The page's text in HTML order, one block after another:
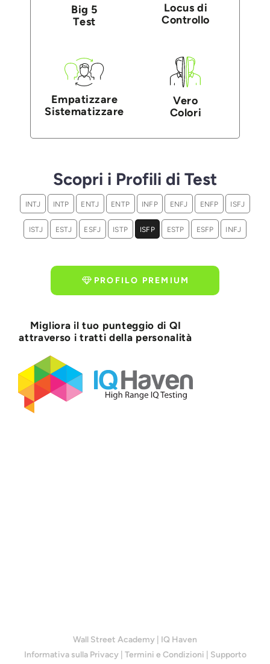
Big 5
Test
Locus di
Controllo
Empatizzare
Sistematizzare
Vero
Colori
Scopri i Profili di Test
INTJ INTP ENTJ ENTP INFP ENFJ ENFP ISFJ
ISTJ ESTJ ESFJ ISTP ISFP ESTP ESFP INFJ
PROFILO PREMIUM
Migliora il tuo punteggio di QI
attraverso i tratti della personalità
Wall Street Academy
IQ Haven
Informativa sulla Privacy
Termini e Condizioni Supporto